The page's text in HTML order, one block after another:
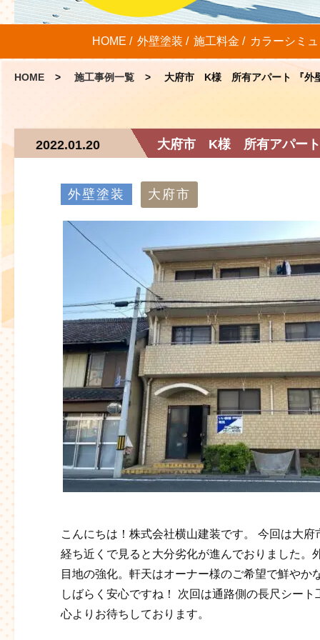
HOME 外壁塗装 施工料金 カラーシミ
HOME 施工事例一覧 大府市 K様 所有アパート 『外
大府市 K様 所有アパート
2022.01.20
外壁塗装 大府市
こんにちは！株式会社横山建装です。 今回は大
経ち近くで見ると大分劣化が進んでおりました
目地の強化。軒天はオーナー様のご希望で鮮や
しばらく安心ですね！ 次回は通路側の長尺シー
心よりお待ちしております。